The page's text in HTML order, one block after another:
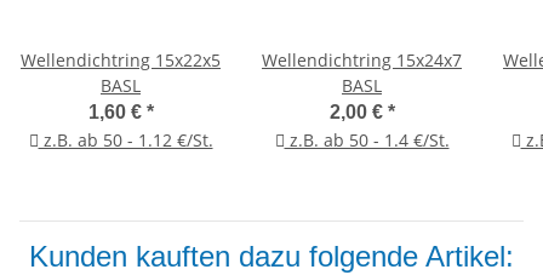
Wellendichtring 15x22x5
BASL
1,60 € *
z.B. ab 50 - 1.12 €/St.
Wellendichtring 15x24x7
BASL
2,00 € *
z.B. ab 50 - 1.4 €/St.
Kunden kauften dazu folgende Artikel: